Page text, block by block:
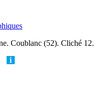
Coublanc (52). Cliché